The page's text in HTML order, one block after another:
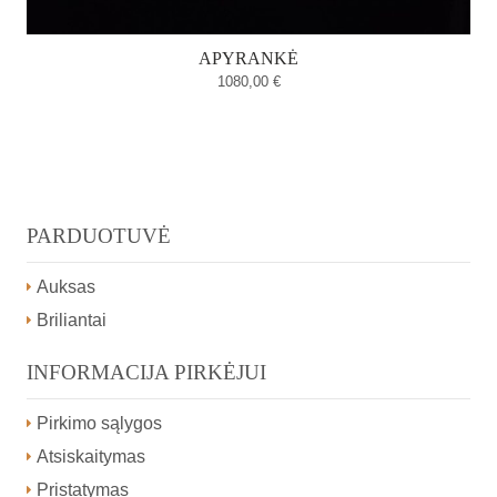
APYRANKĖ
1080,00 €
PARDUOTUVĖ
Auksas
Briliantai
INFORMACIJA PIRKĖJUI
Pirkimo sąlygos
Atsiskaitymas
Pristatymas